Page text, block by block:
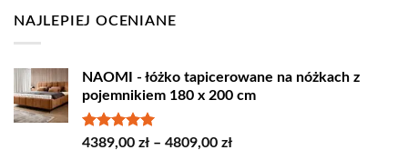
NAJLEPIEJ OCENIANE
NAOMI - łóżko tapicerowane na nóżkach z
pojemnikiem 180 x 200 cm
Oceniono
4389,00 zł – 4809,00 złZakres